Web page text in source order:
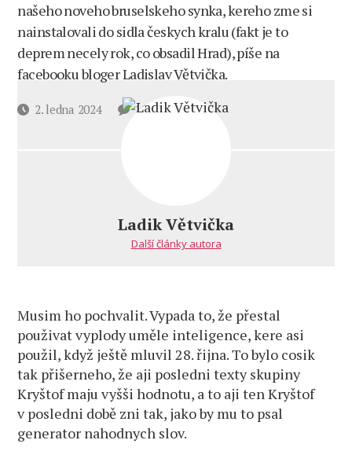
našeho noveho bruselskeho synka, kereho zme si
nainstalovali do sidla českych kralu (fakt je to
deprem necely rok, co obsadil Hrad), píše na
facebooku bloger Ladislav Větvička.
Datum2. ledna 2024 16 komentářůu
noveho
bruselskeho
Ladik Větvička
Další články autora
Musim ho pochvalit. Vypada to, že přestal
použivat vyplody uměle inteligence, kere asi
použil, když ještě mluvil 28. řijna. To bylo cosik
tak přišerneho, že aji posledni texty skupiny
Kryštof maju vyšši hodnotu, a to aji ten Kryštof
v posledni době zni tak, jako by mu to psal
generator nahodnych slov.